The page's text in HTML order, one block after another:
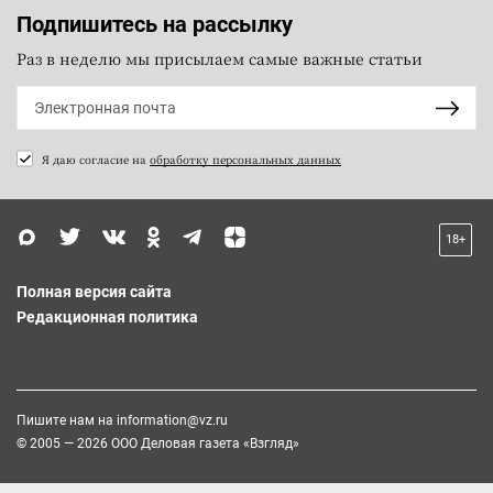
Подпишитесь на рассылку
Раз в неделю мы присылаем самые важные статьи
Я даю согласие на обработку персональных данных
18+
Полная версия сайта
Редакционная политика
Пишите нам на information@vz.ru
© 2005 — 2026 ООО Деловая газета «Взгляд»